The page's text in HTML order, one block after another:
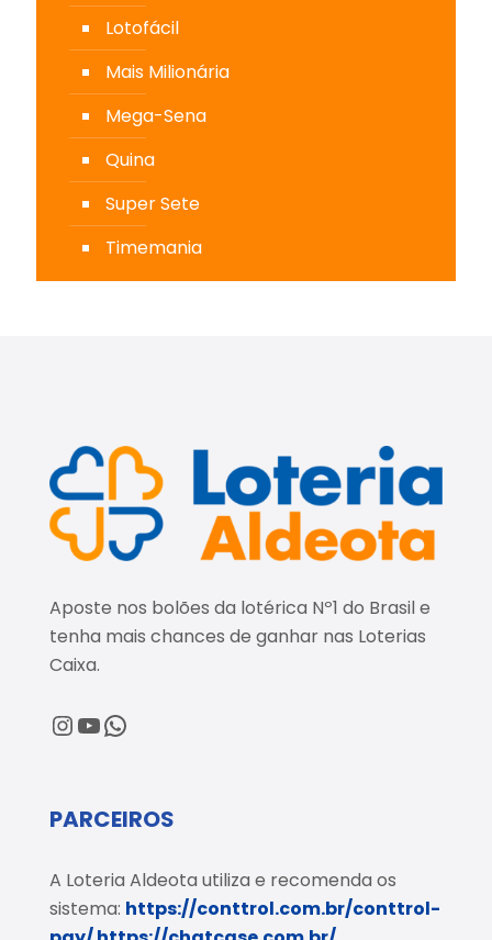
Lotofácil
Mais Milionária
Mega-Sena
Quina
Super Sete
Timemania
Aposte nos bolões da lotérica Nº1 do Brasil e
tenha mais chances de ganhar nas Loterias
Caixa.
@loteriaaldeota
@loteriaaldeota
Central de Atendimento
PARCEIROS
A Loteria Aldeota utiliza e recomenda os
sistema: https://conttrol.com.br/conttrol-